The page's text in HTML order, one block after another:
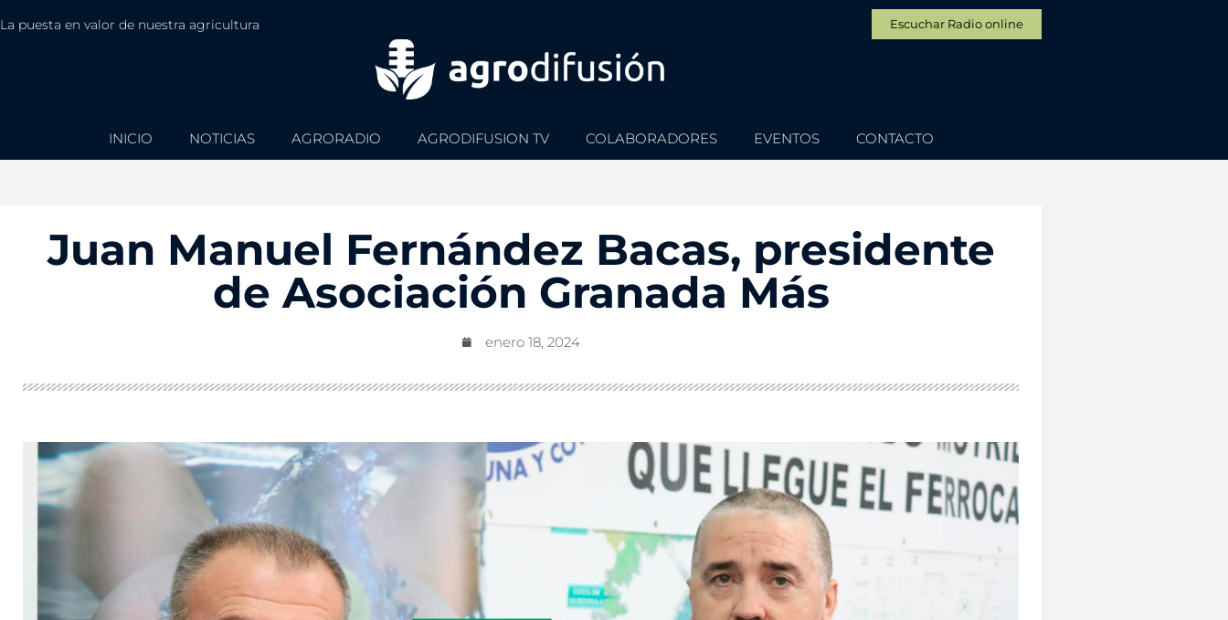
La puesta en valor de nuestra agricultura Escuchar Radio online
INICIO NOTICIAS AGRORADIO AGRODIFUSION TV COLABORADORES EVENTOS CONTACTO
Juan Manuel Fernández Bacas, presidente
de Asociación Granada Más
enero 18, 2024